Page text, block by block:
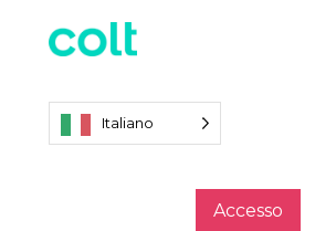
Italiano
Accesso